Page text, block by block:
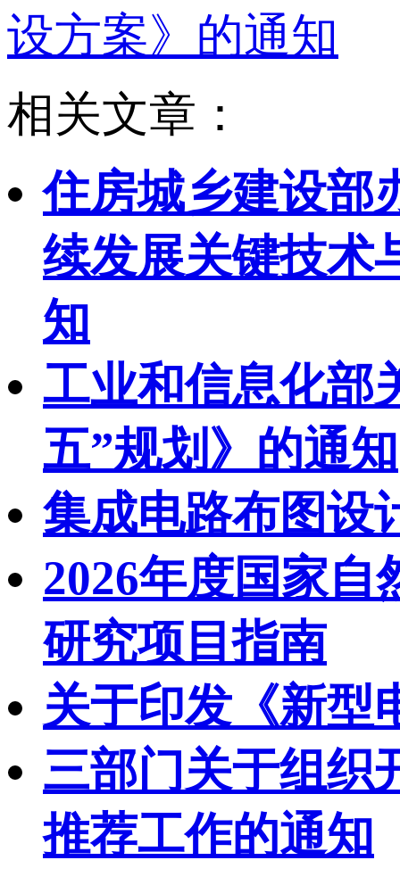
设方案》的通知
相关文章：
住房城乡建设部
续发展关键技术
知
工业和信息化部
五”规划》的通知
集成电路布图设
2026年度国家
研究项目指南
关于印发《新型
三部门关于组织
推荐工作的通知